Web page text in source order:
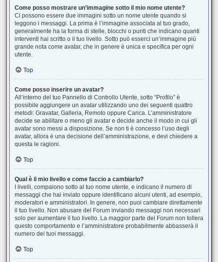
Come posso mostrare un’immagine sotto il mio nome utente?
Ci possono essere due immagini sotto un nome utente quando si
leggono i messaggi. La prima è l’immagine associata al tuo grado,
generalmente ha la forma di stelle, blocchi o punti che indicano quanti
interventi hai scritto o il tuo livello. Sotto può esserci un’immagine più
grande nota come avatar, che in genere è unica e specifica per ogni
utente.
Top
Come posso inserire un avatar?
All’interno del tuo Pannello di Controllo Utente, sotto “Profilo” è
possibile aggiungere un avatar utilizzando uno dei seguenti quattro
metodi: Gravatar, Galleria, Remoto oppure Carica. L’amministratore
decide se abilitare o meno gli avatar e decide anche il modo in cui gli
avatar sono messi a disposizione. Se non ti è concesso l’uso degli
avatar, allora è una decisione dell’amministrazione, e devi chiedere a
questa le ragioni.
Top
Qual è il mio livello e come faccio a cambiarlo?
I livelli, compaiono sotto al tuo nome utente, e indicano il numero di
messaggi che hai inviato oppure identificano alcuni utenti, ad esempio,
moderatori e amministratori. In genere, non puoi cambiare direttamente
il tuo livello. Non abusare del Forum inviando messaggi non necessari
solo per aumentare il tuo livello. La maggior parte dei Forum non tollera
questo comportamento e l’amministratore probabilmente abbasserà il
numero dei tuoi messaggi.
Top